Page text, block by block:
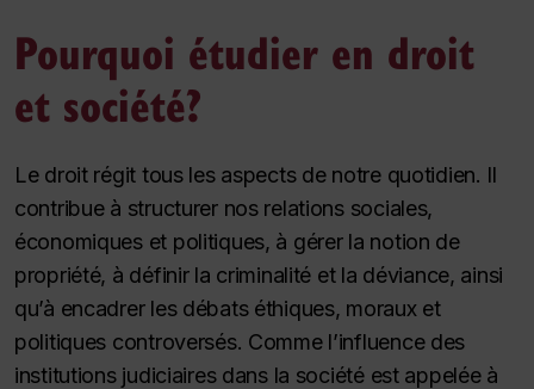
Pourquoi étudier en droit
et société?
Le droit régit tous les aspects de notre quotidien. Il
contribue à structurer nos relations sociales,
économiques et politiques, à gérer la notion de
propriété, à définir la criminalité et la déviance, ainsi
qu’à encadrer les débats éthiques, moraux et
politiques controversés. Comme l’influence des
institutions judiciaires dans la société est appelée à